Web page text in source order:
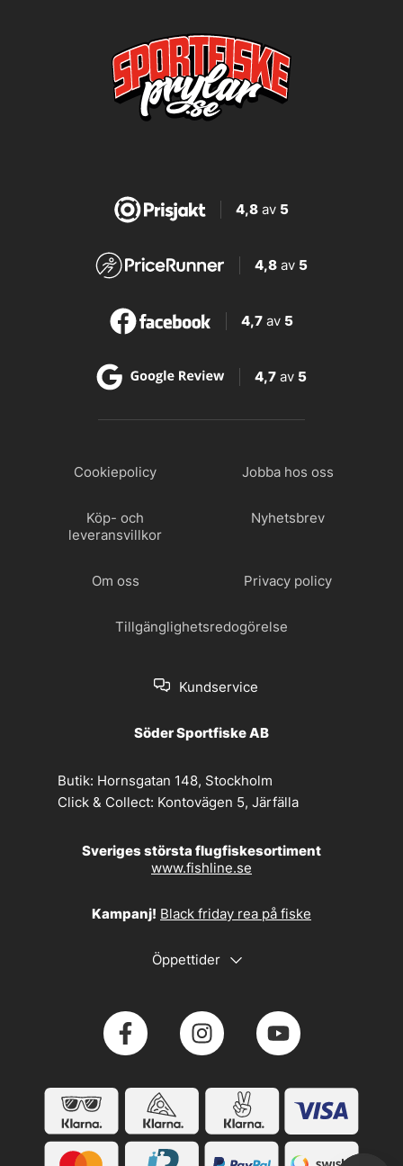
4,8av 5
4,8 av 5
4,7 av 5
4,7 av 5
Cookiepolicy Jobba hos oss
Köp- och
leveransvillkor
Nyhetsbrev
Om oss Privacy policy
Tillgänglighetsredogörelse
Kundservice
Söder Sportfiske AB
Butik: Hornsgatan 148, Stockholm
Click & Collect: Kontovägen 5, Järfälla
Sveriges största flugfiskesortiment
www.fishline.se
Kampanj! Black friday rea på fiske
Öppettider